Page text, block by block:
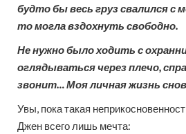
будто бы весь груз свалился с
то могла вздохнуть свободно.
Не нужно было ходить с
оглядываться через плечо,
звонит… Моя личная жизнь
Увы, пока такая
Джен всего лишь мечта: